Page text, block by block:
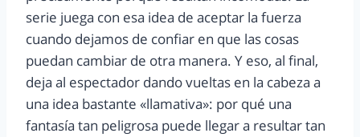
serie juega con esa idea de aceptar la fuerza
cuando dejamos de confiar en que las cosas
puedan cambiar de otra manera. Y eso, al final,
deja al espectador dando vueltas en la cabeza a
una idea bastante «llamativa»: por qué una
fantasía tan peligrosa puede llegar a resultar tan